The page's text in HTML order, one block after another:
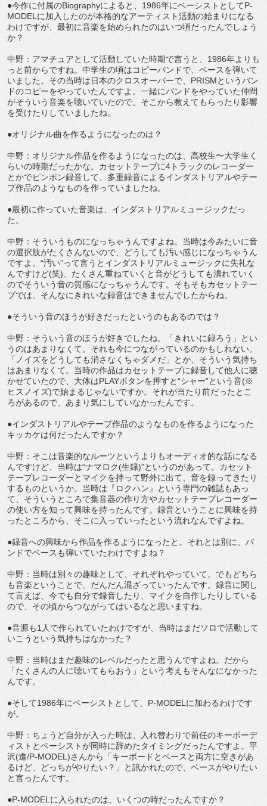
●今作に付属のBiographyによると、1986年にベーシストとしてP-
MODELに加入したのが本格的なアーティスト活動の始まりになる
わけですが、最初に音楽を始められたのはいつ頃だったんでしょう
か？
中野：アマチュアとして活動していた時期で言うと、1986年よりも
っと前からですね。中学生の頃はコピーバンドで、ベースを弾いて
いました。その当時は日本のクロスオーバーで、PRISMというバン
ドのコピーをやっていたんですよ。一緒にバンドをやっていた仲間
がそういう音楽を聴いていたので、そこから教えてもらったり影響
を受けたりしていましたね。
●オリジナル曲を作るようになったのは？
中野：オリジナル作品を作るようになったのは、高校生〜大学生く
らいの時期だったかな。カセットテープに4トラックのレコーダー
とかでピンポン録音して、多重録音によるインダストリアルやテー
プ作品のようなものを作っていましたね。
●最初に作っていた音楽は、インダストリアルミュージックだっ
た。
中野：そういうものになっちゃうんですよね。当時は今みたいに音
の選択肢がたくさんないので、どうしても汚い感じになっちゃうん
ですよ。“汚い”って言うとインダストリアルミュージックに失礼な
んですけど(笑)、たくさん重ねていくと音がどうしても潰れていく
のでそういう音の質感になっちゃうんです。そもそもカセットテー
プでは、そんなにきれいな録音はできませんでしたからね。
●そういう音のほうが好きだったというのもあるのでは？
中野：そういう音のほうが好きでしたね。「きれいに録ろう」とい
うのはあまりなくて。それも今につながっているのかもしれない。
「ノイズをどうしても消さなくちゃダメだ」とか、そういう気持ち
はあまりなくて。当時の作品はカセットテープに録音して他人に聴
かせていたので、大体はPLAYボタンを押すと“シャー”という音(※
ヒスノイズ)で始まるじゃないですか。それが当たり前だったとこ
ろがあるので、あまり気にしていなかったんです。
●インダストリアルやテープ作品のようなものを作るようになった
キッカケは何だったんですか？
中野：そこは音楽的なルーツというよりもオーディオ的な話になる
んですけど、当時は“ナマロク(生録)”というのがあって。カセット
テープレコーダーとマイクを持って野外に出て、音を録ってきたり
するものというか。当時は『ロクハン』という専門の雑誌もあっ
て、そういうところで集音器の作り方やカセットテープレコーダー
の使い方を知って興味を持ったんです。録音ということに興味を持
ったところから、そこに入っていったという流れなんですよね。
●録音への興味から作品を作るようになったと。それとは別に、バ
ンドでベースも弾いていたわけですよね？
中野：当時は別々の趣味として、それぞれやっていて。でもどちら
も音楽ということで、だんだん混ざっていったんです。録音に関し
て言えば、今でも自分で録音したり、マイクを自作したりしている
ので、その頃からつながってはいるなと思いますね。
●音源も1人で作られていたわけですが、当時はまだソロで活動して
いこうという気持ちはなかった？
中野：当時はまだ趣味のレベルだったと思うんですよね。だから
「たくさんの人に聴いてもらおう」という考えもそんなになかった
んです。
●そして1986年にベーシストとして、P-MODELに加わるわけです
が。
中野：ちょうど自分が入った時は、入れ替わりで前任のキーボーデ
ィストとベーシストが同時に辞めたタイミングだったんですよ。平
沢(進/P-MODEL)さんから「キーボードとベースと両方に空きがあ
るけど、どっちがやりたい？」と訊かれたので、ベースがやりたい
と言ったんです。
●P-MODELに入られたのは、いくつの時だったんですか？